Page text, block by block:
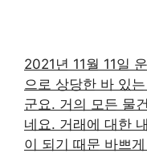
2021년 11월 11일
으로 상당한 바 있
군요. 거의 모든 물
네요. 거래에 대한
이 되기 때문 바쁘